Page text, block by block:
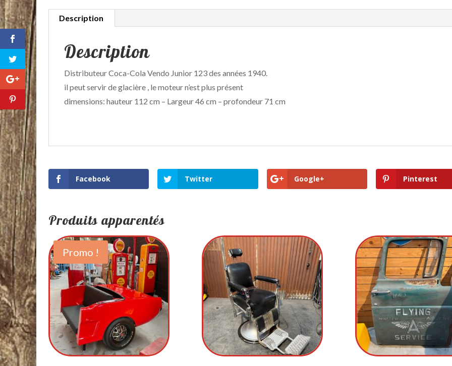
Description
Description
Distributeur Coca-Cola Vendo Junior 123 des années 1940.
il peut servir de glacière , le moteur n’est plus présent
dimensions: hauteur 112 cm – Largeur 46 cm – profondeur 71 cm
Facebook Twitter Google+ Pinterest
Produits apparentés
Promo !